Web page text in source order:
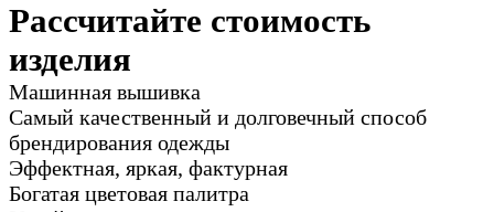
Рассчитайте стоимость
изделия
Машинная вышивка
Самый качественный и долговечный способ
брендирования одежды
Эффектная, яркая, фактурная
Богатая цветовая палитра